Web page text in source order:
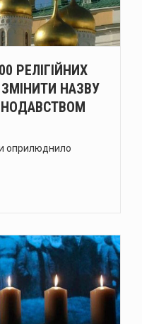
РЕЛІГІЙНИХ
ЗМІНИТИ НАЗВУ
оприлюднило